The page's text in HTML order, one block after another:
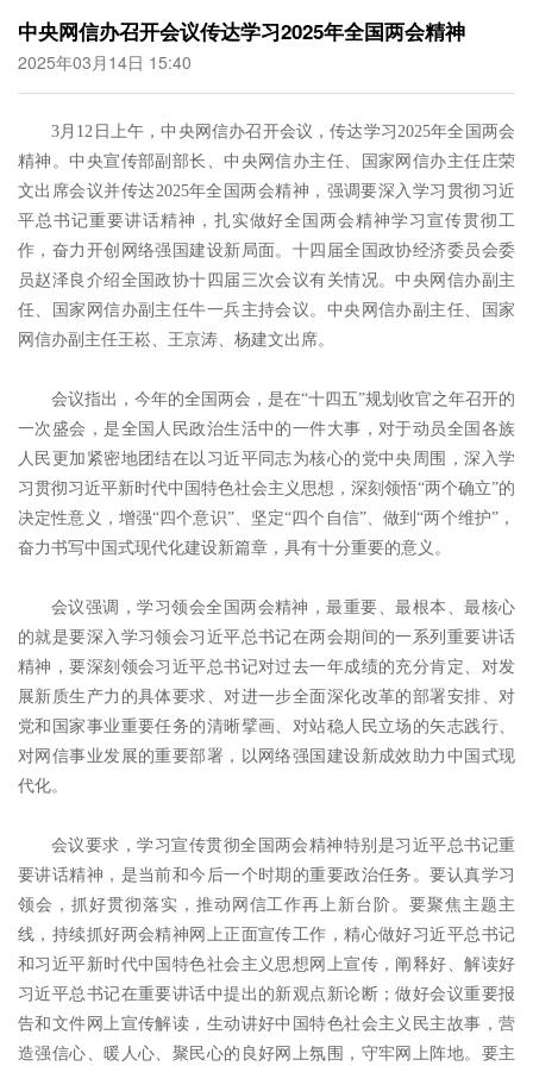
中央网信办召开会议传达学习2025年全国两会精神
2025年03月14日 15:40
3月 12 日上午，中央网信办召开会议，传达学习2025年全国两会
精神。中央宣传部副部长、中央网信办主任、国家网信办主任庄荣
文出席会议并传达2025年全国两会精神，强调要深入学习贯彻习近
平总书记重要讲话精神，扎实做好全国两会精神学习宣传贯彻工
作，奋力开创网络强国建设新局面。十四届全国政协经济委员会委
员赵泽良介绍全国政协十四届三次会议有关情况。中央网信办副主
任、国家网信办副主任牛一兵主持会议。中央网信办副主任、国家
网信办副主任王崧、王京涛、杨建文出席。
会议指出，今年的全国两会，是在“十四五”规划收官之年召开的
一次盛会，是全国人民政治生活中的一件大事，对于动员全国各族
人民更加紧密地团结在以习近平同志为核心的党中央周围，深入学
习贯彻习近平新时代中国特色社会主义思想，深刻领悟“两个确立”的
决定性意义，增强“四个意识”、坚定“四个自信”、做到“两个维护”，
奋力书写中国式现代化建设新篇章，具有十分重要的意义。
会议强调，学习领会全国两会精神，最重要、最根本、最核心
的就是要深入学习领会习近平总书记在两会期间的一系列重要讲话
精神，要深刻领会习近平总书记对过去一年成绩的充分肯定、对发
展新质生产力的具体要求、对进一步全面深化改革的部署安排、对
党和国家事业重要任务的清晰擘画、对站稳人民立场的矢志践行、
对网信事业发展的重要部署，以网络强国建设新成效助力中国式现
代化。
会议要求，学习宣传贯彻全国两会精神特别是习近平总书记重
要讲话精神，是当前和今后一个时期的重要政治任务。要认真学习
领会，抓好贯彻落实，推动网信工作再上新台阶。要聚焦主题主
线，持续抓好两会精神网上正面宣传工作，精心做好习近平总书记
和习近平新时代中国特色社会主义思想网上宣传，阐释好、解读好
习近平总书记在重要讲话中提出的新观点新论断；做好会议重要报
告和文件网上宣传解读，生动讲好中国特色社会主义民主故事，营
造强信心、暖人心、聚民心的良好网上氛围，守牢网上阵地。要主